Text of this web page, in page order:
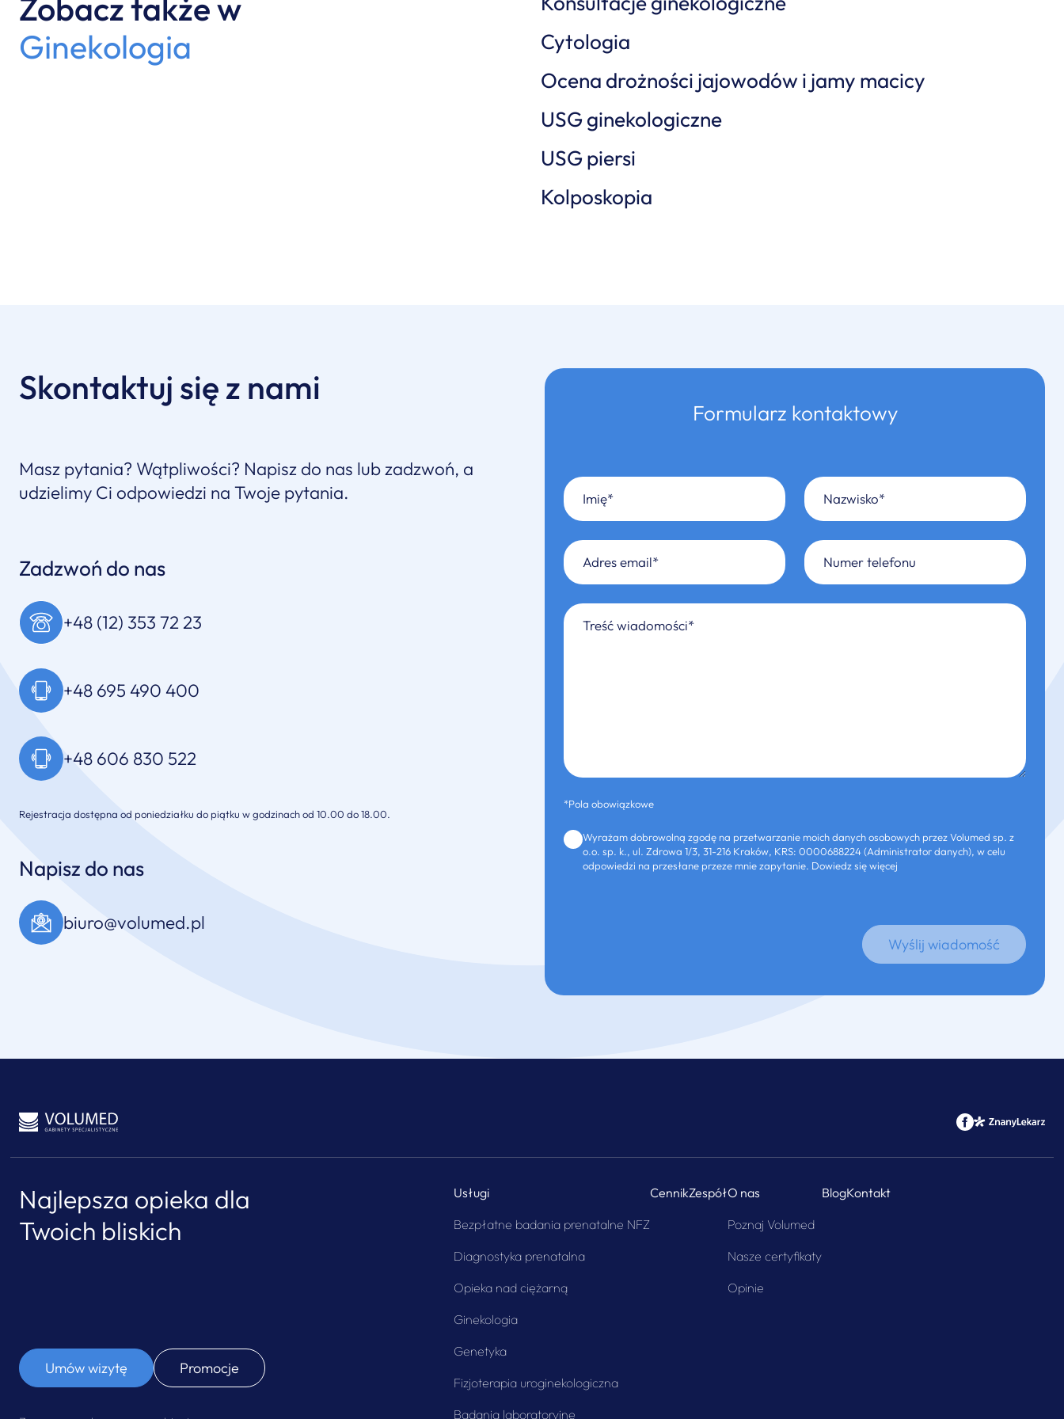
Zobacz także w
Ginekologia
Cytologia
Ocena drożności jajowodów i jamy macicy
USG ginekologiczne
USG piersi
Kolposkopia
Skontaktuj się z nami
Masz pytania? Wątpliwości? Napisz do nas lub zadzwoń, a
udzielimy Ci odpowiedzi na Twoje pytania.
Zadzwoń do nas
+48 (12) 353 72 23
+48 695 490 400
+48 606 830 522
Rejestracja dostępna od poniedziałku do piątku w godzinach od 10.00 do 18.00.
Napisz do nas
biuro@volumed.pl
Formularz kontaktowy
*Pola obowiązkowe
Wyrażam dobrowolną zgodę na przetwarzanie moich danych osobowych przez Volumed sp. z
o.o. sp. k., ul. Zdrowa 1/3, 31-216 Kraków, KRS: 0000688224 (Administrator danych), w celu
odpowiedzi na przesłane przeze mnie zapytanie. Dowiedz się więcej
Najlepsza opieka dla
Twoich bliskich
Umów wizytę Promocje
Usługi
Bezpłatne badania prenatalne NFZ
Diagnostyka prenatalna
Opieka nad ciężarną
Ginekologia
Genetyka
Fizjoterapia uroginekologiczna
Badania laboratoryjne
CennikZespółO nas
Poznaj Volumed
Nasze certyfikaty
Opinie
BlogKontakt